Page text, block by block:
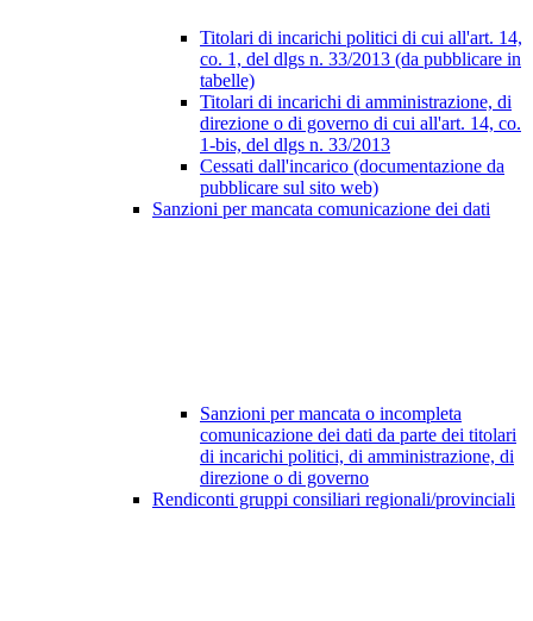
Titolari di incarichi politici di cui all'art. 14,
co. 1, del dlgs n. 33/2013 (da pubblicare in
tabelle)
Titolari di incarichi di amministrazione, di
direzione o di governo di cui all'art. 14, co.
1-bis, del dlgs n. 33/2013
Cessati dall'incarico (documentazione da
pubblicare sul sito web)
Sanzioni per mancata comunicazione dei dati
Sanzioni per mancata o incompleta
comunicazione dei dati da parte dei titolari
di incarichi politici, di amministrazione, di
direzione o di governo
Rendiconti gruppi consiliari regionali/provinciali